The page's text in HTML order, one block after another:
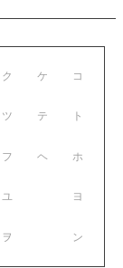
ク ケ コ
ツ テ ト
フ ヘ ホ
ユ ヨ
ヲ ン